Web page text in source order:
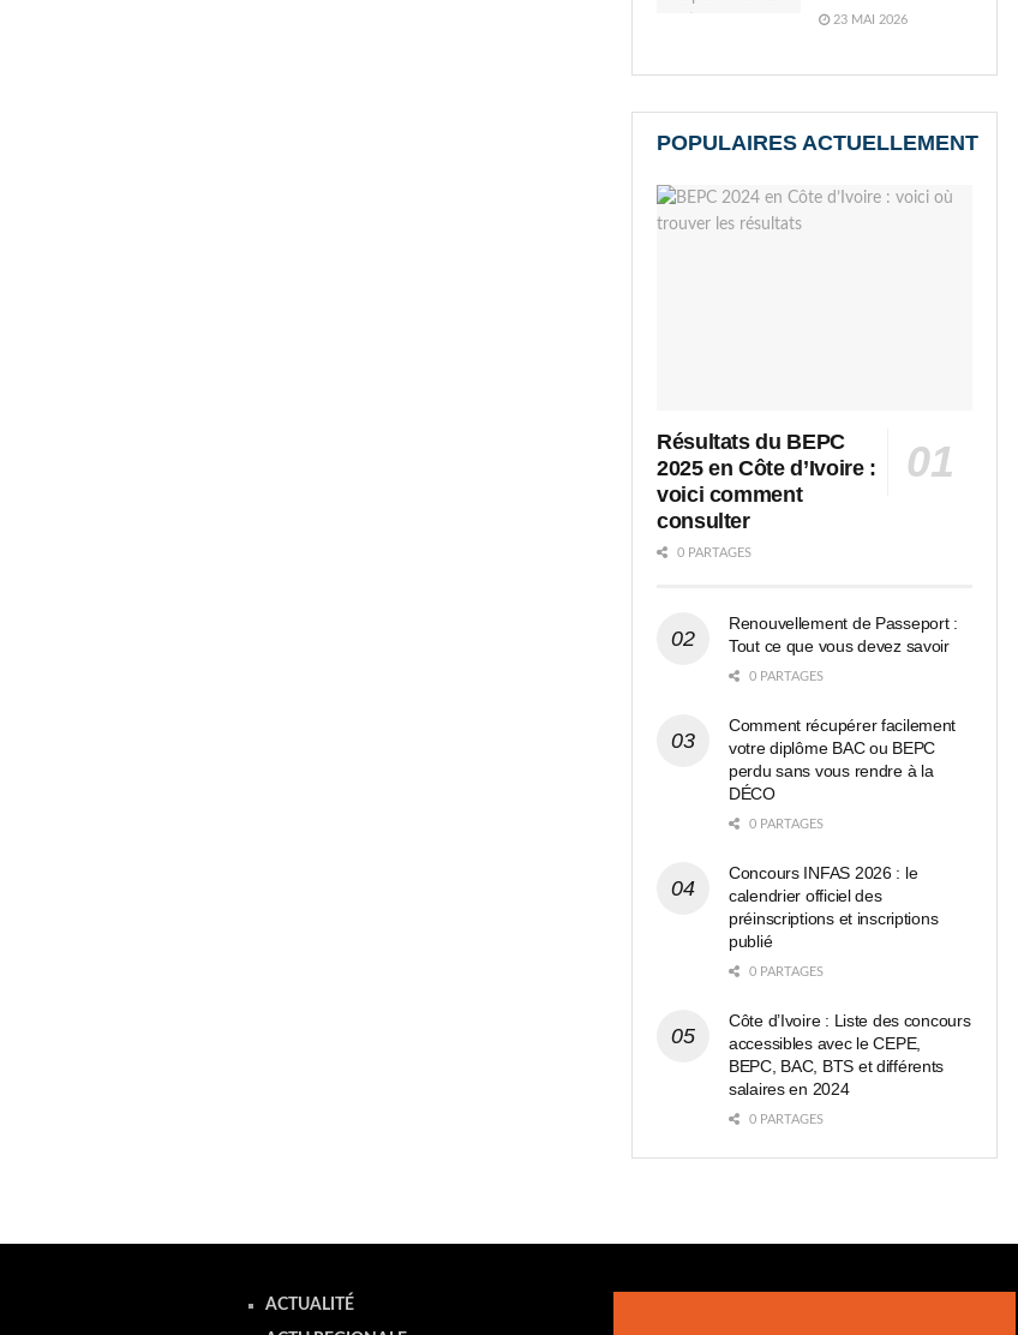
23 MAI 2026
POPULAIRES ACTUELLEMENT
Résultats du BEPC
2025 en Côte d’Ivoire :
voici comment
consulter
0 PARTAGES
Renouvellement de Passeport :
Tout ce que vous devez savoir
0 PARTAGES
Comment récupérer facilement
votre diplôme BAC ou BEPC
perdu sans vous rendre à la
DÉCO
0 PARTAGES
Concours INFAS 2026 : le
calendrier officiel des
préinscriptions et inscriptions
publié
0 PARTAGES
Côte d’Ivoire : Liste des concours
accessibles avec le CEPE,
BEPC, BAC, BTS et différents
salaires en 2024
0 PARTAGES
ACTUALITÉ